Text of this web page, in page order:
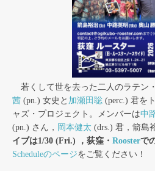
若くして世を去った二人のラテン
茜 (pn.) 女史と 加瀬田聡 (perc.) 君を
ャズ・プロジェクト。メンバーは中
(pn.) さん， 岡本健太 (drs.) 君，箭島
イブは1/30 (Fri.) ，荻窪・ Roosterで
Scheduleのページをご覧ください！